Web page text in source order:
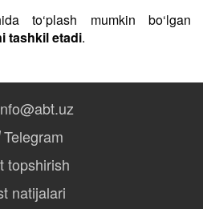
to‘plash mumkin bo‘lgan
tashkil etadi.
Telegram
topshirish
natijalari